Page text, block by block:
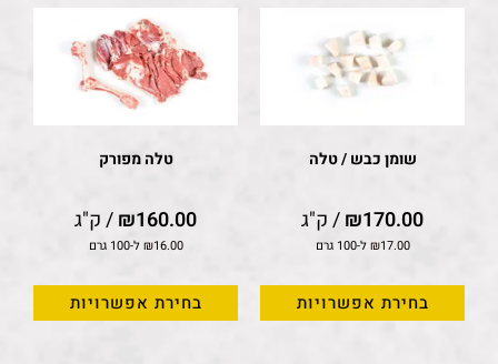
שומן כבש / טלה
₪170.00 / ק"ג
₪17.00 ל-100 גרם
בחירת אפשרויות
טלה מפורק
₪160.00 / ק"ג
₪16.00 ל-100 גרם
בחירת אפשרויות